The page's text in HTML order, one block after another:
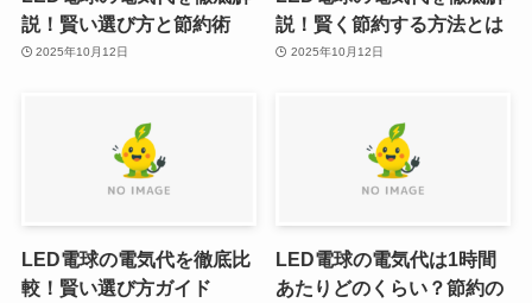
説！賢い選び方と節約術
2025年10月12日
説！賢く節約する方法とは
2025年10月12日
LED電球の電気代を徹底比
較！賢い選び方ガイド
LED電球の電気代は1時間
あたりどのくらい？節約の